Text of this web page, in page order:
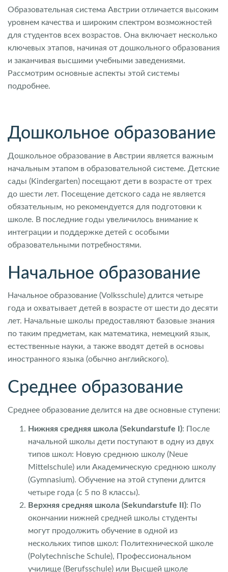
Образовательная система Австрии отличается высоким
уровнем качества и широким спектром возможностей
для студентов всех возрастов. Она включает несколько
ключевых этапов, начиная от дошкольного образования
и заканчивая высшими учебными заведениями.
Рассмотрим основные аспекты этой системы
подробнее.
Дошкольное образование
Дошкольное образование в Австрии является важным
начальным этапом в образовательной системе. Детские
сады (Kindergarten) посещают дети в возрасте от трех
до шести лет. Посещение детского сада не является
обязательным, но рекомендуется для подготовки к
школе. В последние годы увеличилось внимание к
интеграции и поддержке детей с особыми
образовательными потребностями.
Начальное образование
Начальное образование (Volksschule) длится четыре
года и охватывает детей в возрасте от шести до десяти
лет. Начальные школы предоставляют базовые знания
по таким предметам, как математика, немецкий язык,
естественные науки, а также вводят детей в основы
иностранного языка (обычно английского).
Среднее образование
Среднее образование делится на две основные ступени:
Нижняя средняя школа (Sekundarstufe I): После
начальной школы дети поступают в одну из двух
типов школ: Новую среднюю школу (Neue
Mittelschule) или Академическую среднюю школу
(Gymnasium). Обучение на этой ступени длится
четыре года (с 5 по 8 классы).
Верхняя средняя школа (Sekundarstufe II): По
окончании нижней средней школы студенты
могут продолжить обучение в одной из
нескольких типов школ: Политехнической школе
(Polytechnische Schule), Профессиональном
училище (Berufsschule) или Высшей школе